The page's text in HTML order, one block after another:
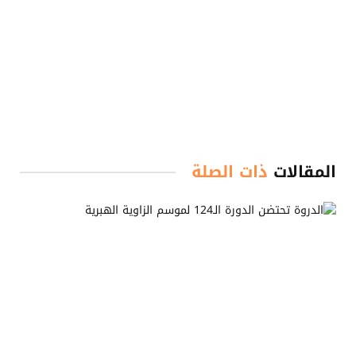
المقالات ذات الصلة